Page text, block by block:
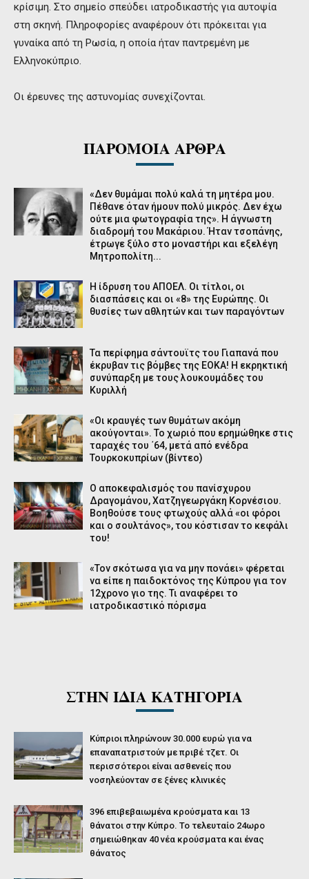
κρίσιμη. Στο σημείο σπεύδει ιατροδικαστής για αυτοψία
στη σκηνή. Πληροφορίες αναφέρουν ότι πρόκειται για
γυναίκα από τη Ρωσία, η οποία ήταν παντρεμένη με
Ελληνοκύπριο.
Οι έρευνες της αστυνομίας συνεχίζονται.
ΠΑΡΟΜΟΙΑ ΑΡΘΡΑ
«Δεν θυμάμαι πολύ καλά τη μητέρα μου.
Πέθανε όταν ήμουν πολύ μικρός. Δεν έχω
ούτε μια φωτογραφία της». Η άγνωστη
διαδρομή του Μακάριου. Ήταν τσοπάνης,
έτρωγε ξύλο στο μοναστήρι και εξελέγη
Μητροπολίτη...
Η ίδρυση του ΑΠΟΕΛ. Οι τίτλοι, οι
διασπάσεις και οι «8» της Ευρώπης. Οι
θυσίες των αθλητών και των παραγόντων
Τα περίφημα σάντουϊτς του Γιαπανά που
έκρυβαν τις βόμβες της ΕΟΚΑ! Η εκρηκτική
συνύπαρξη με τους λουκουμάδες του
Κυριλλή
«Οι κραυγές των θυμάτων ακόμη
ακούγονται». Το χωριό που ερημώθηκε στις
ταραχές του ΄64, μετά από ενέδρα
Τουρκοκυπρίων (βίντεο)
Ο αποκεφαλισμός του πανίσχυρου
Δραγομάνου, Χατζηγεωργάκη Κορνέσιου.
Βοηθούσε τους φτωχούς αλλά «οι φόροι
και ο σουλτάνος», του κόστισαν το κεφάλι
του!
«Τον σκότωσα για να μην πονάει» φέρεται
να είπε η παιδοκτόνος της Κύπρου για τον
12χρονο γιο της. Τι αναφέρει το
ιατροδικαστικό πόρισμα
ΣΤΗΝ ΙΔΙΑ ΚΑΤΗΓΟΡΙΑ
Κύπριοι πληρώνουν 30.000 ευρώ για να
επαναπατριστούν με πριβέ τζετ. Οι
περισσότεροι είναι ασθενείς που
νοσηλεύονταν σε ξένες κλινικές
396 επιβεβαιωμένα κρούσματα και 13
θάνατοι στην Κύπρο. Το τελευταίο 24ωρο
σημειώθηκαν 40 νέα κρούσματα και ένας
θάνατος